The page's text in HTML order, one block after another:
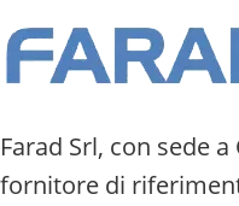
Farad Srl, con sede
fornitore di